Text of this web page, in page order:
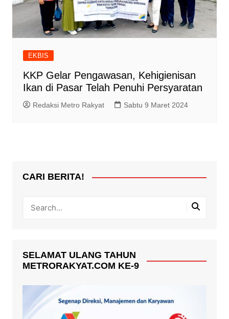
EKBIS
KKP Gelar Pengawasan, Kehigienisan
Ikan di Pasar Telah Penuhi Persyaratan
Redaksi Metro Rakyat Sabtu 9 Maret 2024
CARI BERITA!
SELAMAT ULANG TAHUN
METRORAKYAT.COM KE-9